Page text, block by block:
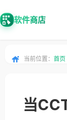
软件商店
当前位置： 首页
当